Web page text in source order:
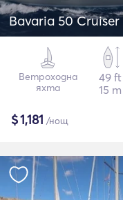
Bavaria 50 Cruiser
Ветроходна
яхта
49 ft
15 m
$1,181 /нощ